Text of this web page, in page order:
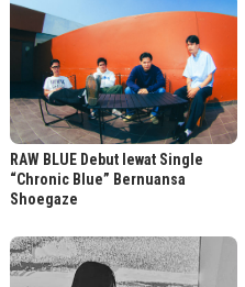
RAW BLUE Debut lewat Single
“Chronic Blue” Bernuansa
Shoegaze